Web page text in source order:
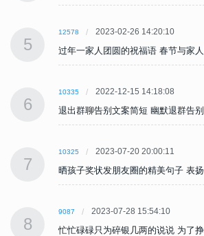
5
12578 2023-02-26 14:20:10
过年一家人团圆的祝福语 春节与家
6
10335 2022-12-15 14:18:08
退出群聊告别文案简短 幽默退群告
7
10325 2023-07-20 20:00:11
晒孩子奖状发朋友圈的精美句子 表
8
9087 2023-07-28 15:54:10
忙忙碌碌只为碎银几两的说说 为了